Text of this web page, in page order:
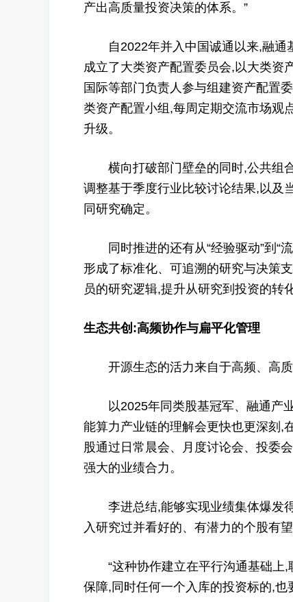
产出高质量投资决策的体系。”
自2022年并入中国诚通以来,融通基
成立了大类资产配置委员会,以大类资
国际等部门负责人参与组建资产配置
类资产配置小组,每周定期交流市场观
升级。
横向打破部门壁垒的同时,公共组合
调整基于季度行业比较讨论结果,以及
同研究确定。
同时推进的还有从“经验驱动”到“流
形成了标准化、可追溯的研究与决策
员的研究逻辑,提升从研究到投资的转
生态共创:高频协作与扁平化管理
开源生态的活力来自于高频、高质
以2025年同类股基冠军、融通产业
能算力产业链的理解会更快也更深刻,
股通过日常晨会、月度讨论会、投委
强大的业绩合力。
李进总结,能够实现业绩集体爆发得
入研究过并看好的、有潜力的个股有
“这种协作建立在平行沟通基础上,
保障,同时任何一个入库的投资标的,也